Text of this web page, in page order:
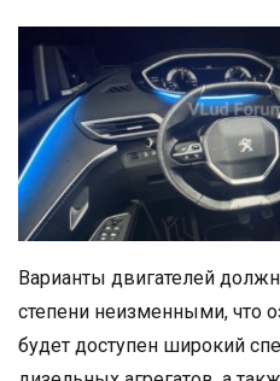
Варианты двигателей
степени неизменными, что
будет доступен широкий